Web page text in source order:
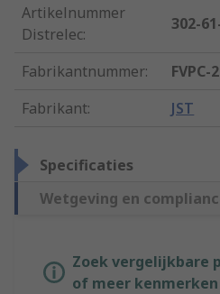
Artikelnummer
Distrelec:
302-
Fabrikantnummer:
FVPC-2
Fabrikant: JST
Specificaties
Wetgeving en
Zoek vergelijkbare
of meer